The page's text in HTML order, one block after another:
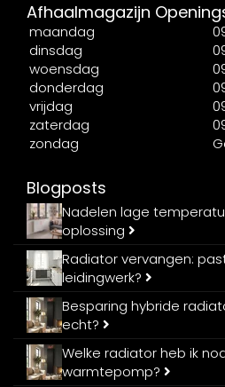
Afhaalmagazijn
maandag
dinsdag
woensdag
donderdag
vrijdag
zaterdag
zondag
Blogposts
Nadelen lage
oplossing
Radiator vervangen:
leidingwerk?
Besparing hybride
echt?
Welke radiator heb ik
warmtepomp?